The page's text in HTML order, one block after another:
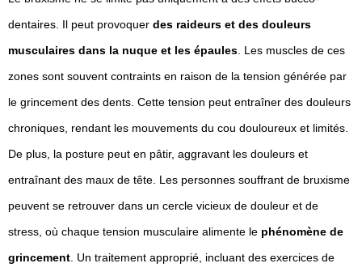
dentaires. Il peut provoquer des raideurs et des douleurs
musculaires dans la nuque et les épaules . Les muscles de ces
zones sont souvent contraints en raison de la tension générée par
le grincement des dents. Cette tension peut entraîner des douleurs
chroniques, rendant les mouvements du cou douloureux et limités.
De plus, la posture peut en pâtir, aggravant les douleurs et
entraînant des maux de tête. Les personnes souffrant de bruxisme
peuvent se retrouver dans un cercle vicieux de douleur et de
stress, où chaque tension musculaire alimente le phénomène de
grincement . Un traitement approprié, incluant des exercices de